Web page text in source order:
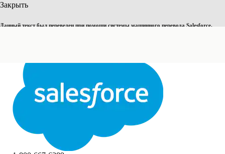
Закрыть
Данный текст был переведен при помощи системы машинного перевода Salesforce.
Закрыть